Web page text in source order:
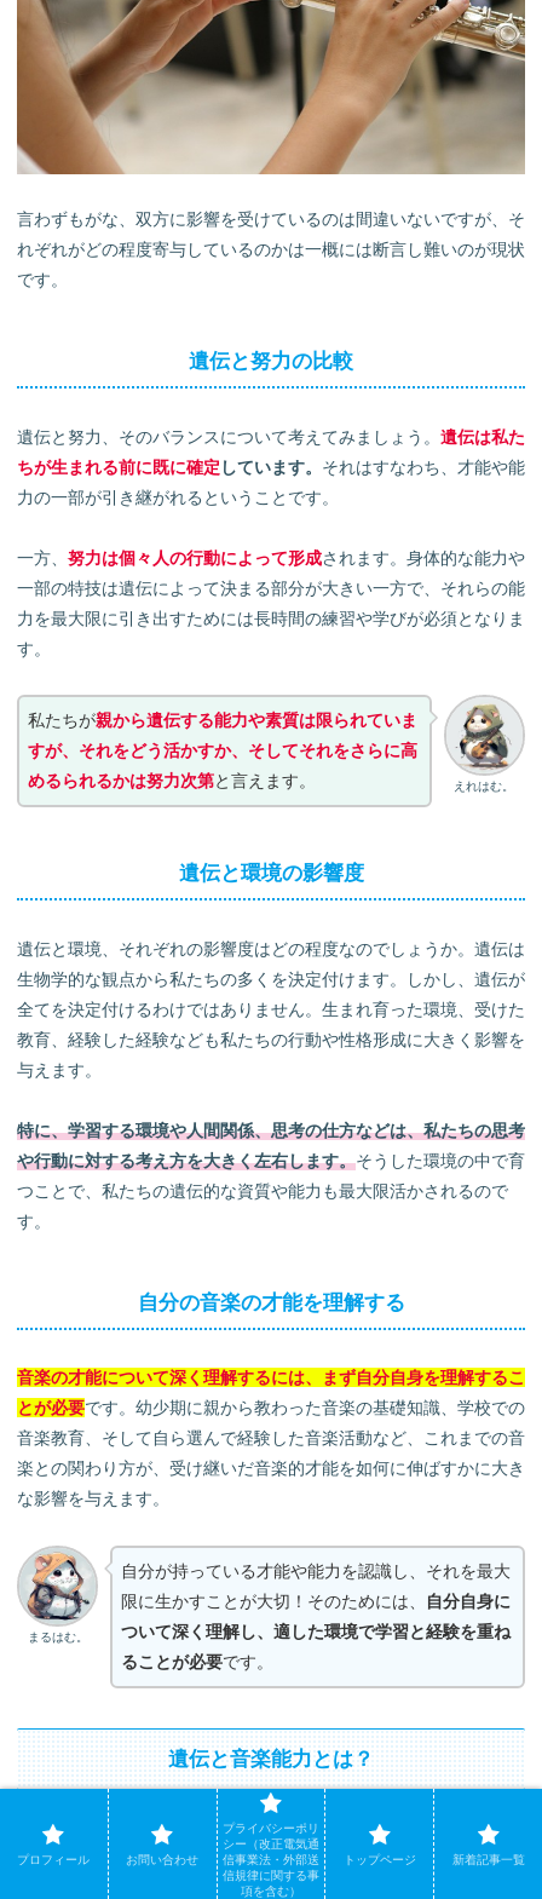
言わずもがな、双方に影響を受けているのは間違いないですが、そ
れぞれがどの程度寄与しているのかは一概には断言し難いのが現状
です。
遺伝と努力の比較
遺伝と努力、そのバランスについて考えてみましょう。 遺伝は私た
ちが生まれる前に既に確定 しています。 それはすなわち、才能や能
力の一部が引き継がれるということです。
一方、努力は個々人の行動によって形成されます。身体的な能力や
一部の特技は遺伝によって決まる部分が大きい一方で、それらの能
力を最大限に引き出すためには長時間の練習や学びが必須となりま
す。
えれはむ。
私たちが親から遺伝する能力や素質は限られていま
すが、それをどう活かすか、そしてそれをさらに高
めるられるかは努力次第と言えます。
遺伝と環境の影響度
遺伝と環境、それぞれの影響度はどの程度なのでしょうか。遺伝は
生物学的な観点から私たちの多くを決定付けます。しかし、遺伝が
全てを決定付けるわけではありません。生まれ育った環境、受けた
教育、経験した経験なども私たちの行動や性格形成に大きく影響を
与えます。
特に、学習する環境や人間関係、思考の仕方などは、私たちの思考
や行動に対する考え方を大きく左右します。そうした環境の中で育
つことで、私たちの遺伝的な資質や能力も最大限活かされるので
す。
自分の音楽の才能を理解する
音楽の才能について深く理解するには、まず自分自身を理解するこ
とが必要です。幼少期に親から教わった音楽の基礎知識、学校での
音楽教育、そして自ら選んで経験した音楽活動など、これまでの音
楽との関わり方が、受け継いだ音楽的才能を如何に伸ばすかに大き
な影響を与えます。
まるはむ。
自分が持っている才能や能力を認識し、それを最大
限に生かすことが大切！そのためには、
自分自身に
ついて深く理解し、適した環境で学習と経験を重ね
ることが必要です。
遺伝と音楽能力とは？
音楽はもはや生活の一部で、生きているだけで自然と触れている存
在です。遺伝と音楽能力には確かな関連性があるのでしょうか。そ
プロフィール お問い合わせ
プライバシーポリ
シー（改正電気通
信事業法・外部送
信規律に関する事
項を含む）
トップページ 新着記事一覧